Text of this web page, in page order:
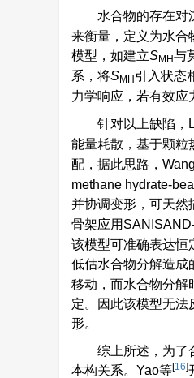
水合物的存在对
来衡量，定义为水合
模型，如建立SMH与
系，将SMH 引入状态
力学响应，若有效应
针对以上缺陷，
能量耗散，基于颗粒
配，据此思路，
methane hydrate-
并协调变形，可天然
骨架应用
该模型可准确表达恒
低估水合物分解造成
移动，而水合物分解
定。因此该模型无法
形。
综上所述，为了
本构关系。Yao等[16]